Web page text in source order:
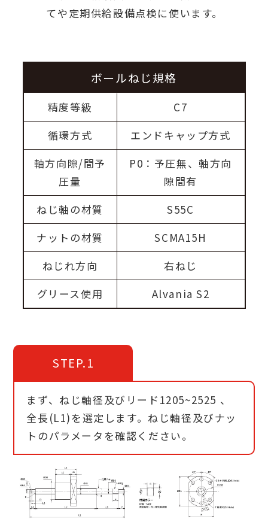
てや定期供給設備点検に使います。
ボールねじ規格
精度等級
C7
循環方式
エンドキャップ方式
軸方向隙/間予
圧量
P0：予圧無、軸方向
隙間有
ねじ軸の材質
S55C
ナットの材質
SCMA15H
ねじれ方向
右ねじ
グリース使用
Alvania S2
STEP.1
まず、ねじ軸径及びリード1205~2525 、
全長(L1)を選定します。ねじ軸径及びナッ
トのパラメータを確認ください。